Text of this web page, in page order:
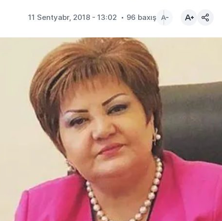
11 Sentyabr, 2018 - 13:02 96 baxış